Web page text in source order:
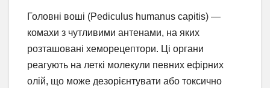
Головні воші (Pediculus humanus capitis) —
комахи з чутливими антенами, на яких
розташовані хеморецептори. Ці органи
реагують на леткі молекули певних ефірних
олій, що може дезорієнтувати або токсично